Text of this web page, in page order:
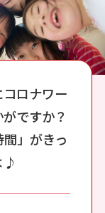
ロナワー
ですか？
間」がきっ
♪